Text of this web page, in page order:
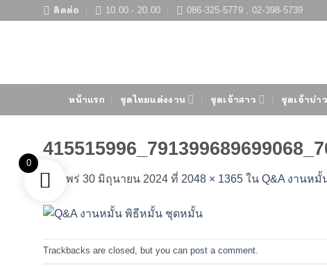
ติดต่อ 10.00 - 20.00 086-325-5779 , 02-398-5739
หน้าแรก ชุดไทยแต่งงาน ชุดเจ้าสาว ชุดเจ้าบ่าว
เผยแพร่ 30 มิถุนายน 2024 ที่ 2048 × 1365 ใน Q&A งานห
Trackbacks are closed, but you can post a comment.
0